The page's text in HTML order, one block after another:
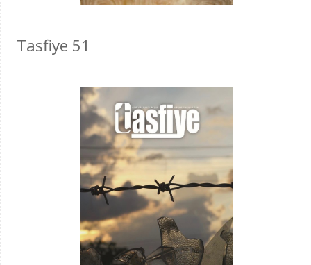
Tasfiye 51